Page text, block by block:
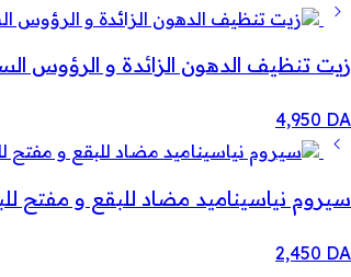
زيت تنظيف الدهون الزائدة و الرؤوس
4,950 DA
سيروم نياسيناميد مضاد للبقع و مفتح
2,450 DA